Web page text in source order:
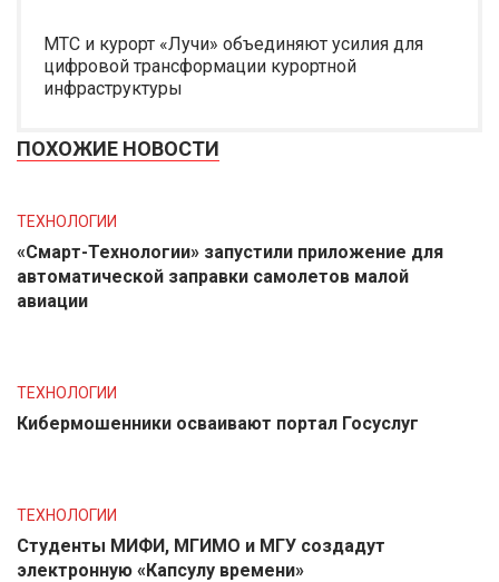
МТС и курорт «Лучи» объединяют усилия для
цифровой трансформации курортной
инфраструктуры
ПОХОЖИЕ НОВОСТИ
ТЕХНОЛОГИИ
«Смарт-Технологии» запустили приложение для
автоматической заправки самолетов малой
авиации
ТЕХНОЛОГИИ
Кибермошенники осваивают портал Госуслуг
ТЕХНОЛОГИИ
Студенты МИФИ, МГИМО и МГУ создадут
электронную «Капсулу времени»